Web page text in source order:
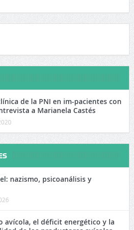
de la PNI en im-pacientes con
a Marianela Castés
nazismo, psicoanálisis y
avícola, el déficit energético y la